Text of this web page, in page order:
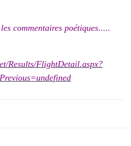
commentaires poétiques.....
Results/FlightDetail.aspx?